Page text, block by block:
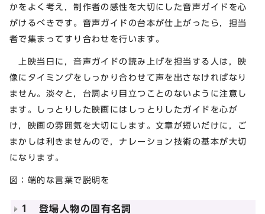
かをよく考え，制作者の感性を大切にした音声ガイドを心
がけるべきです。音声ガイドの台本が仕上がったら，担当
者で集まってすり合わせを行います。
上映当日に，音声ガイドの読み上げを担当する人は，映
像にタイミングをしっかり合わせて声を出さなければなり
ません。淡々と，台詞より目立つことのないように注意し
ます。しっとりした映画にはしっとりしたガイドを心が
け，映画の雰囲気を大切にします。文章が短いだけに，ご
まかしは利きませんので，ナレーション技術の基本が大切
になります。
図：端的な言葉で説明を
1 登場人物の固有名詞